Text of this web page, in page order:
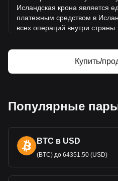
Цена Bitcoin
Прогноз курса Bitcoin
Что такое Bitcoin (BTC)
Исландская крона является
платежным средством в
всех операций внутри страны.
ет за выпуск и
за управление монетарной
Корни кроны восходят к
"corona", что озн
использовалась датская
начала выпускать
крона заменила датскую
войны и обретения
Купить/
Популярные
BTC в USD
(BTC) до 64351.50 (USD)